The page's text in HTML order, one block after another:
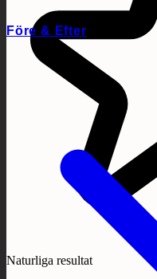
Före & Efter
Naturliga resultat